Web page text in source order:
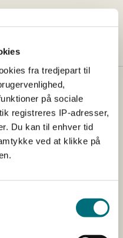
fra tredjepart til
på sociale
registreres IP-adresser,
Du kan til enhver tid
ved at klikke på
og Vandmiljø